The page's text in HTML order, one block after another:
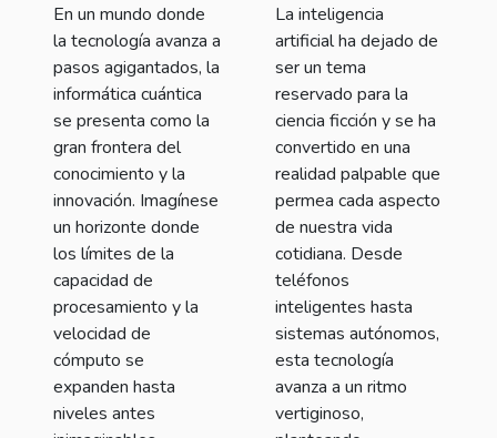
En un mundo donde
la tecnología avanza a
pasos agigantados, la
informática cuántica
se presenta como la
gran frontera del
conocimiento y la
innovación. Imagínese
un horizonte donde
los límites de la
capacidad de
procesamiento y la
velocidad de
cómputo se
expanden hasta
niveles antes
La inteligencia
artificial ha dejado de
ser un tema
reservado para la
ciencia ficción y se ha
convertido en una
realidad palpable que
permea cada aspecto
de nuestra vida
cotidiana. Desde
teléfonos
inteligentes hasta
sistemas autónomos,
esta tecnología
avanza a un ritmo
vertiginoso,